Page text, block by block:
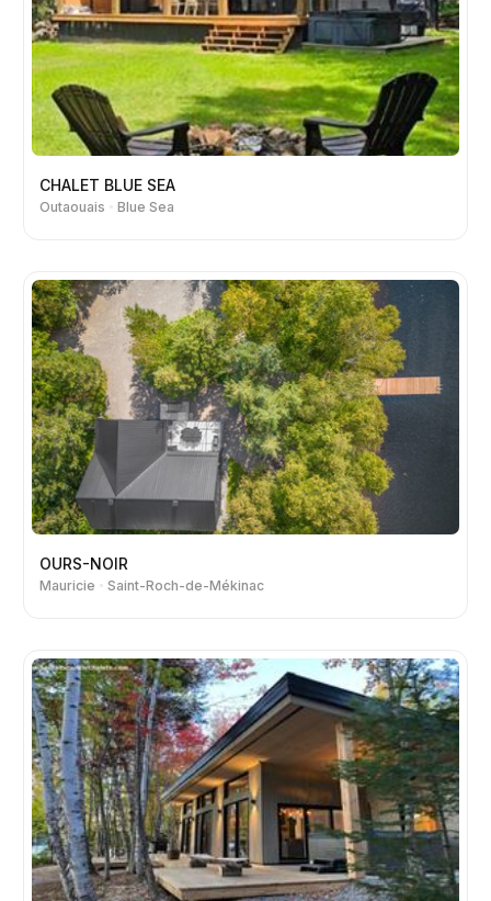
CHALET BLUE SEA
Outaouais Blue Sea
OURS-NOIR
Mauricie Saint-Roch-de-Mékinac